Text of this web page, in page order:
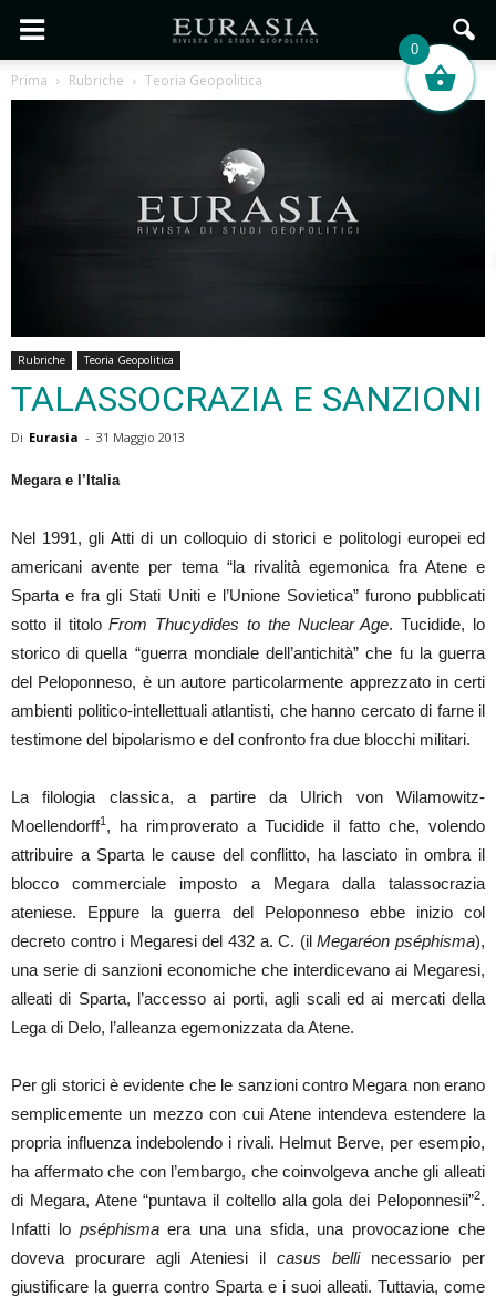
Prima Rubriche Teoria Geopolitica
Rubriche Teoria Geopolitica
TALASSOCRAZIA E SANZIONI
Di Eurasia - 31 Maggio 2013
Megara e l’Italia
Nel 1991, gli Atti di un colloquio di storici e politologi europei ed
americani avente per tema “la rivalità egemonica fra Atene e
Sparta e fra gli Stati Uniti e l’Unione Sovietica” furono pubblicati
sotto il titoloFrom Thucydides to the Nuclear Age. Tucidide, lo
storico di quella “guerra mondiale dell’antichità” che fu la guerra
del Peloponneso, è un autore particolarmente apprezzato in certi
ambienti politico-intellettuali atlantisti, che hanno cercato di farne il
testimone del bipolarismo e del confronto fra due blocchi militari.
La filologia classica, a partire da Ulrich von Wilamowitz-
Moellendorff1 , ha rimproverato a Tucidide il fatto che, volendo
attribuire a Sparta le cause del conflitto, ha lasciato in ombra il
blocco commerciale imposto a Megara dalla talassocrazia
ateniese. Eppure la guerra del Peloponneso ebbe inizio col
decreto contro i Megaresi del 432 a. C. (ilMegaréon pséphisma),
una serie di sanzioni economiche che interdicevano ai Megaresi,
alleati di Sparta, l’accesso ai porti, agli scali ed ai mercati della
Lega di Delo, l’alleanza egemonizzata da Atene.
Per gli storici è evidente che le sanzioni contro Megara non erano
semplicemente un mezzo con cui Atene intendeva estendere la
propria influenza indebolendo i rivali. Helmut Berve, per esempio,
ha affermato che con l’embargo, che coinvolgeva anche gli alleati
di Megara, Atene “puntava il coltello alla gola dei Peloponnesii”2.
Infatti lo pséphismaera una una sfida, una provocazione che
doveva procurare agli Ateniesi il casus belli necessario per
giustificare la guerra contro Sparta e i suoi alleati. Tuttavia, come
0